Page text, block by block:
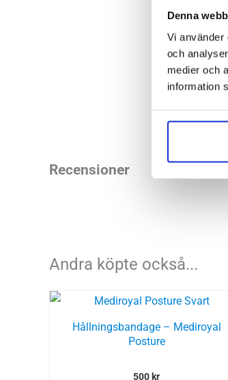
Denna
Vi använder
och
medier och
information
Recensioner
Andra köpte också...
Hållningsbandage – Mediroyal
Posture
500kr